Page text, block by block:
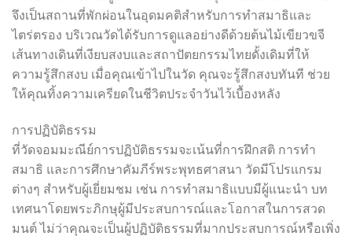
จึงเป็นสถานที่พักผ่อนในอุดมคติสำหรับการทำสมาธิและ
ไตร่ตรอง บริเวณวัดได้รับการดูแลอย่างดีด้วยต้นไม้เขียวขจี
เส้นทางเดินที่เงียบสงบและสถาปัตยกรรมไทยดั้งเดิมที่ให้
ความรู้สึกสงบ เมื่อคุณเข้าไปในวัด คุณจะรู้สึกสงบทันที ช่วย
ให้คุณทิ้งความเครียดในชีวิตประจำวันไว้เบื้องหลัง
การปฏิบัติธรรม
ที่วัดจอมมะณีย์การปฏิบัติธรรมจะเน้นที่การฝึกสติ การทำ
สมาธิ และการศึกษาคัมภีร์พระพุทธศาสนา วัดมีโปรแกรม
ต่างๆ สำหรับผู้เยี่ยมชม เช่น การทำสมาธิแบบมีผู้แนะนำ บท
เทศนาโดยพระภิกษุผู้มีประสบการณ์และโอกาสในการสวด
มนต์ ไม่ว่าคุณจะเป็นผู้ปฏิบัติธรรมที่มากประสบการณ์หรือเพิ่ง